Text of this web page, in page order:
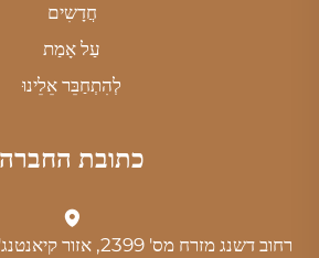
חֲדָשִים
עַל אָמַת
לְהִתְחַבֵּר אֵלֵינוּ
כתובת החברה
רחוב דשנג מזרח מס'